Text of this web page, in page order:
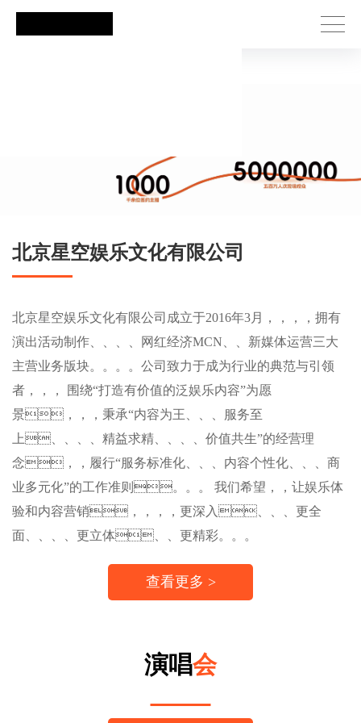
星空娱乐
北京星空娱乐文化有限公司
北京星空娱乐文化有限公司成立于2016年3月，，，，拥有
演出活动制作、、、、网红经济MCN、、新媒体运营三大
主营业务版块。。。。公司致力于成为行业的典范与引领
者，，， 围绕“打造有价值的泛娱乐内容”为愿
景，，，秉承“内容为王、、、服务至
上、、、、精益求精、、、、价值共生”的经营理
念，，履行“服务标准化、、、内容个性化、、、商
业多元化”的工作准则。。。 我们希望，，让娱乐体
验和内容营销，，，，更深入、、、更全
面、、、、更立体、、更精彩。。。
查看更多 >
演唱会